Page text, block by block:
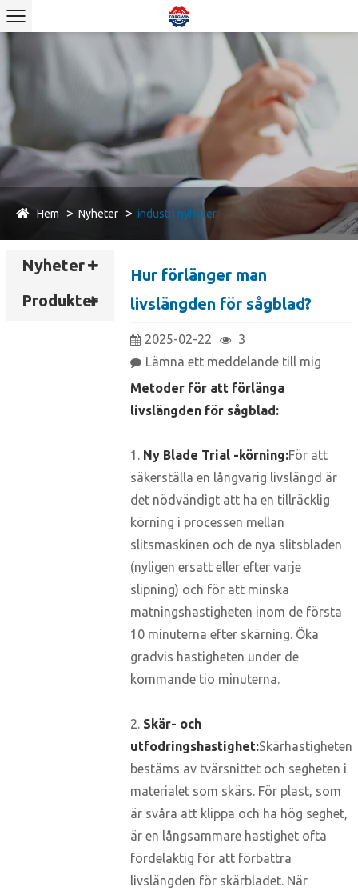
Hem Nyheter industri nyheter
Nyheter
Produkter
Hur förlänger man
livslängden för sågblad?
2025-02-22
3
Lämna ett meddelande till mig
Metoder för att förlänga
livslängden för sågblad:
1. Ny Blade Trial -körning:För att
säkerställa en långvarig livslängd är
det nödvändigt att ha en tillräcklig
körning i processen mellan
slitsmaskinen och de nya slitsbladen
(nyligen ersatt eller efter varje
slipning) och för att minska
matningshastigheten inom de första
10 minuterna efter skärning. Öka
gradvis hastigheten under de
kommande tio minuterna.
2. Skär- och
utfodringshastighet:Skärhastigheten
bestäms av tvärsnittet och segheten i
materialet som skärs. För plast, som
är svåra att klippa och ha hög seghet,
är en långsammare hastighet ofta
fördelaktig för att förbättra
livslängden för skärbladet. När